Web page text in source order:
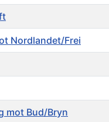
Nordlandet/Frei
mot Bud/Bryn